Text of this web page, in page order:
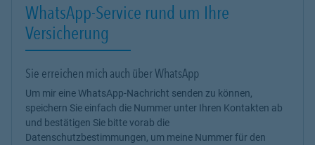
WhatsApp-Service rund um Ihre
Versicherung
Sie erreichen mich auch über WhatsApp
Um mir eine WhatsApp-Nachricht senden zu können,
speichern Sie einfach die Nummer unter Ihren Kontakten ab
und bestätigen Sie bitte vorab die
Datenschutzbestimmungen, um meine Nummer für den